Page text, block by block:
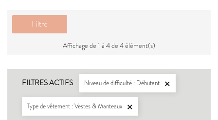
Filtre
Affichage de 1 à 4 de 4 élément(s)
FILTRES ACTIFS Niveau de difficulté : Débutant 
Type de vêtement : Vestes & Manteaux 